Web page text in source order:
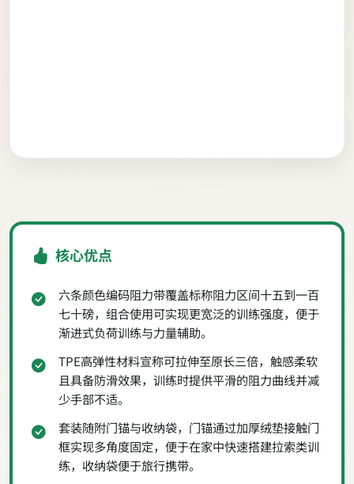
核心优点
六条颜色编码阻力带覆盖标称阻力区间十五到一百
七十磅，组合使用可实现更宽泛的训练强度，便于
渐进式负荷训练与力量辅助。
TPE高弹性材料宣称可拉伸至原长三倍，触感柔软
且具备防滑效果，训练时提供平滑的阻力曲线并减
少手部不适。
套装随附门锚与收纳袋，门锚通过加厚绒垫接触门
框实现多角度固定，便于在家中快速搭建拉索类训
练，收纳袋便于旅行携带。